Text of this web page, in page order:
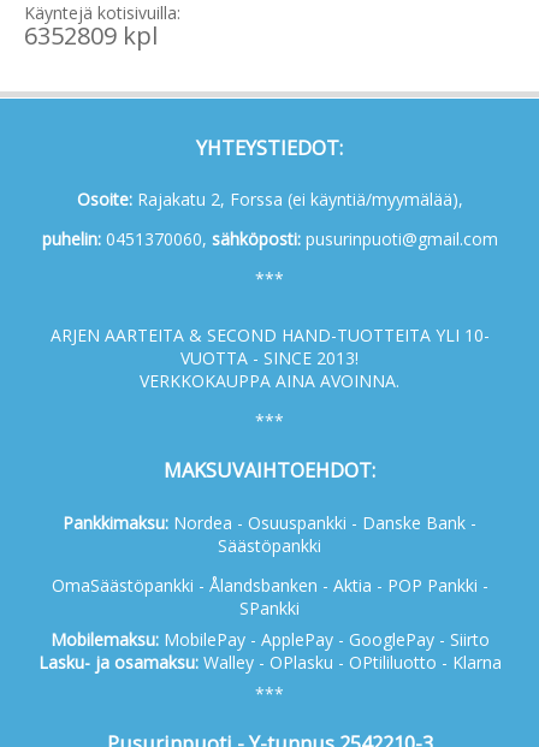
Käyntejä kotisivuilla:
6352809 kpl
YHTEYSTIEDOT:
Osoite:Rajakatu 2, Forssa (ei käyntiä/myymälää),
puhelin:0451370060, sähköposti:pusurinpuoti@gmail.com
***
ARJEN AARTEITA & SECOND HAND-TUOTTEITA YLI 10-
VUOTTA - SINCE 2013!
VERKKOKAUPPA AINA AVOINNA.
***
MAKSUVAIHTOEHDOT:
Pankkimaksu: Nordea - Osuuspankki - Danske Bank -
Säästöpankki
OmaSäästöpankki - Ålandsbanken - Aktia - POP Pankki -
SPankki
Mobilemaksu:MobilePay - ApplePay - GooglePay - Siirto
Lasku- ja osamaksu:Walley - OPlasku - OPtililuotto - Klarna
***